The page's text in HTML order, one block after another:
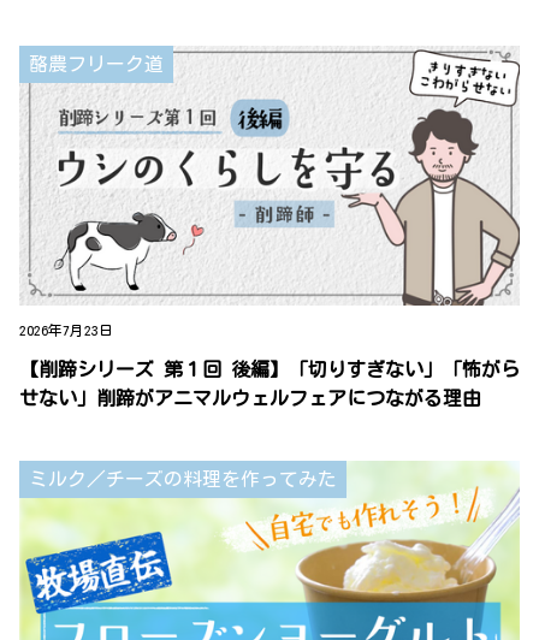
酪農フリーク道
2026年7月23日
【削蹄シリーズ 第１回 後編】「切りすぎない」「怖がら
せない」削蹄がアニマルウェルフェアにつながる理由
ミルク／チーズの料理を作ってみた